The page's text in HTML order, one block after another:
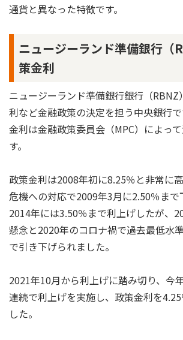
通貨と異なった特徴です。
ニュージーランド準備銀行（
策金利
ニュージーランド準備銀行銀行（RBNZ
利など金融政策の決定を担う中央銀行
金利は金融政策委員会（MPC）によっ
す。
政策金利は2008年初に8.25％と非常に
危機への対応で2009年3月に2.50％まで
2014年には3.50％まで利上げしたが、
懸念と2020年のコロナ禍で過去最低水
で引き下げられました。
2021年10月から利上げに踏み切り、今
連続で利上げを実施し、政策金利を
した。